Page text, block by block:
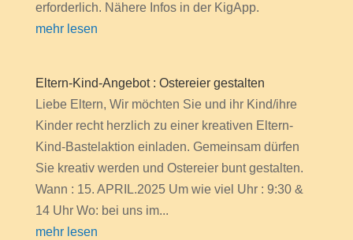
erforderlich. Nähere Infos in der KigApp.
mehr lesen
Eltern-Kind-Angebot : Ostereier gestalten
Liebe Eltern, Wir möchten Sie und ihr Kind/ihre
Kinder recht herzlich zu einer kreativen Eltern-
Kind-Bastelaktion einladen. Gemeinsam dürfen
Sie kreativ werden und Ostereier bunt gestalten.
Wann : 15. APRIL.2025 Um wie viel Uhr : 9:30 &
14 Uhr Wo: bei uns im...
mehr lesen